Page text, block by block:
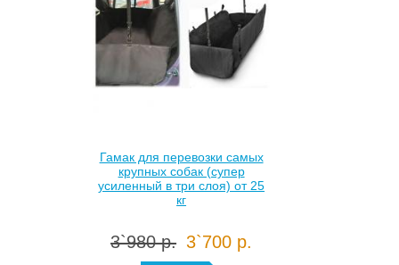
Гамак для перевозки самых
крупных собак (супер
усиленный в три слоя) от 25
кг
3`980 р. 3`700 р.